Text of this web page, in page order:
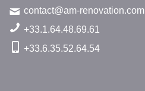
contact@am-renovation.com
+33.1.64.48.69.61
+33.6.35.52.64.54